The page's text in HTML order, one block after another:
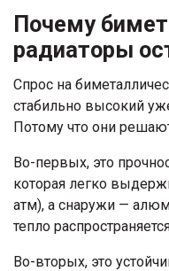
Почему
радиаторы
Спрос на
стабильно высокий
Потому что они
Во-первых, это
которая легко
атм), а снаружи —
тепло
Во-вторых, это